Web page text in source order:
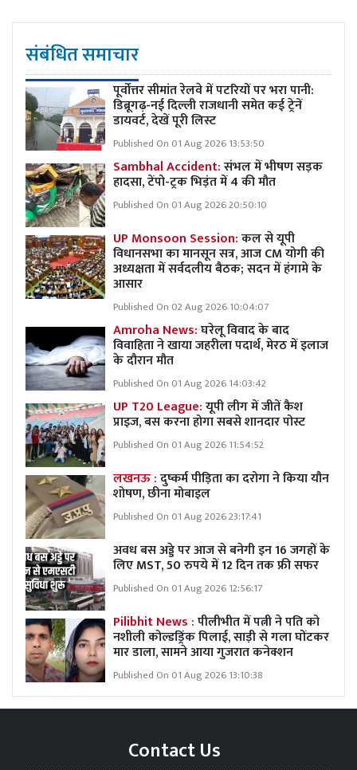
संबंधित समाचार
पूर्वोत्तर सीमांत रेलवे में पटरियों पर भरा पानी:
डिब्रूगढ़-नई दिल्ली राजधानी समेत कई ट्रेनें
डायवर्ट, देखें पूरी लिस्ट
Published On 01 Aug 2026 13:53:50
Sambhal Accident:संभल में भीषण सड़क
हादसा, टेंपो-ट्रक भिड़ंत में 4 की मौत
Published On 01 Aug 2026 20:50:10
UP Monsoon Session:कल से यूपी
विधानसभा का मानसून सत्र, आज CM योगी की
अध्यक्षता में सर्वदलीय बैठक; सदन में हंगामे के
आसार
Published On 02 Aug 2026 10:04:07
Amroha News:घरेलू विवाद के बाद
विवाहिता ने खाया जहरीला पदार्थ, मेरठ में इलाज
के दौरान मौत
Published On 01 Aug 2026 14:03:42
UP T20 League:यूपी लीग में जीतें कैश
प्राइज, बस करना होगा सबसे शानदार पोस्ट
Published On 01 Aug 2026 11:54:52
लखनऊ :दुष्कर्म पीड़िता का दरोगा ने किया यौन
शोषण, छीना मोबाइल
Published On 01 Aug 2026 23:17:41
अवध बस अड्डे पर आज से बनेगी इन 16 जगहों के
लिए MST, 50 रुपये में 12 दिन तक फ्री सफर
Published On 01 Aug 2026 12:56:17
Pilibhit News :पीलीभीत में पत्नी ने पति को
नशीली कोल्डड्रिंक पिलाई, साड़ी से गला घोंटकर
मार डाला, सामने आया गुजरात कनेक्शन
Published On 01 Aug 2026 13:10:38
Contact Us